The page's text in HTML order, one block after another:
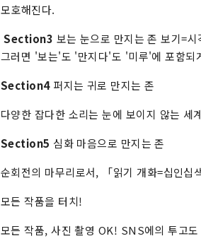
모호해진다.
Section3 보는 눈으로 만지는 존 보기=
그러면 '보는'도 '만지다'도 '미루'에 포함되
Section4퍼지는 귀로 만지는 존
다양한 잡다한 소리는 눈에 보이지 않는 세
Section5 심화 마음으로 만지는 존
순회전의 마무리로서, 「읽기 개화=십인십
모든 작품을 터치!
모든 작품, 사진 촬영 OK! SNS에의 투고